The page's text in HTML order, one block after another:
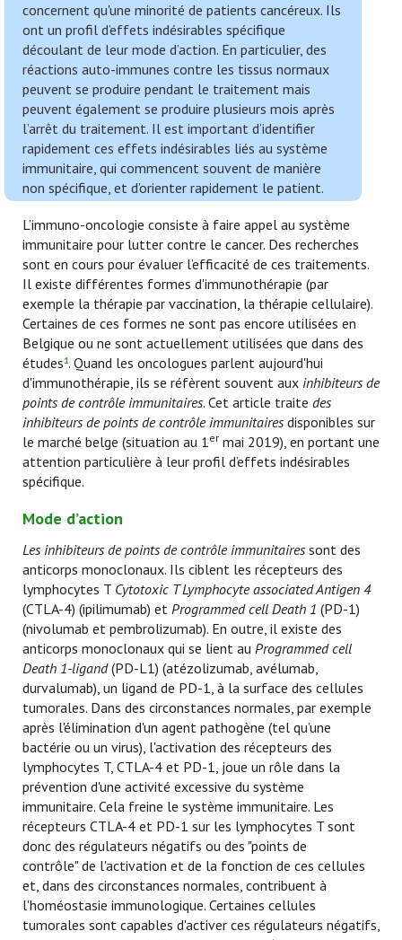
concernent qu'une minorité de patients cancéreux. Ils
ont un profil d’effets indésirables spécifique
découlant de leur mode d’action. En particulier, des
réactions auto-immunes contre les tissus normaux
peuvent se produire pendant le traitement mais
peuvent également se produire plusieurs mois après
l’arrêt du traitement. Il est important d’identifier
rapidement ces effets indésirables liés au système
immunitaire, qui commencent souvent de manière
non spécifique, et d’orienter rapidement le patient.
L’immuno-oncologie consiste à faire appel au système
immunitaire pour lutter contre le cancer. Des recherches
sont en cours pour évaluer l’efficacité de ces traitements.
Il existe différentes formes d'immunothérapie (par
exemple la thérapie par vaccination, la thérapie cellulaire).
Certaines de ces formes ne sont pas encore utilisées en
Belgique ou ne sont actuellement utilisées que dans des
études1. Quand les oncologues parlent aujourd'hui
d'immunothérapie, ils se réfèrent souvent aux inhibiteurs de
points de contrôle immunitaires. Cet article traite des
inhibiteurs de points de contrôle immunitaires disponibles sur
le marché belge (situation au 1er mai 2019), en portant une
attention particulière à leur profil d’effets indésirables
spécifique.
Mode d’action
Les inhibiteurs de points de contrôle immunitaires sont des
anticorps monoclonaux. Ils ciblent les récepteurs des
lymphocytes T Cytotoxic T Lymphocyte associated Antigen 4
(CTLA-4) (ipilimumab) et Programmed cell Death 1 (PD-1)
(nivolumab et pembrolizumab). En outre, il existe des
anticorps monoclonaux qui se lient au Programmed cell
Death 1-ligand(PD-L1) (atézolizumab, avélumab,
durvalumab), un ligand de PD-1, à la surface des cellules
tumorales. Dans des circonstances normales, par exemple
après l'élimination d'un agent pathogène (tel qu’une
bactérie ou un virus), l'activation des récepteurs des
lymphocytes T, CTLA-4 et PD-1, joue un rôle dans la
prévention d'une activité excessive du système
immunitaire. Cela freine le système immunitaire. Les
récepteurs CTLA-4 et PD-1 sur les lymphocytes T sont
donc des régulateurs négatifs ou des "points de
contrôle" de l'activation et de la fonction de ces cellules
et, dans des circonstances normales, contribuent à
l'homéostasie immunologique. Certaines cellules
tumorales sont capables d'activer ces régulateurs négatifs,